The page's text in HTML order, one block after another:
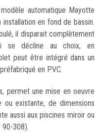
automatique Mayotte
en fond de bassin.
il disparait complètement
se décline au choix, en
peut être intégré dans un
en PVC.
permet une mise en oeuvre
existante, de dimensions
aussi aux piscines miroir ou
308).